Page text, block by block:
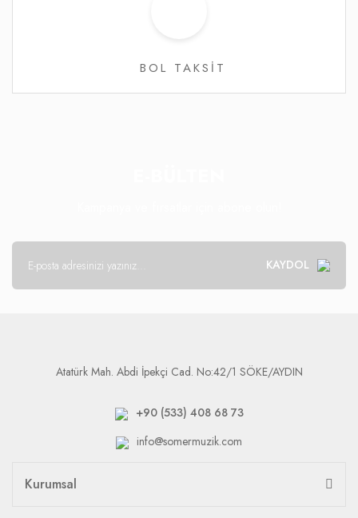
BOL TAKSİT
KAYDOL
Atatürk Mah. Abdi İpekçi Cad. No:42/1 SÖKE/AYDIN
+90 (533) 408 68 73
info@somermuzik.com
Kurumsal